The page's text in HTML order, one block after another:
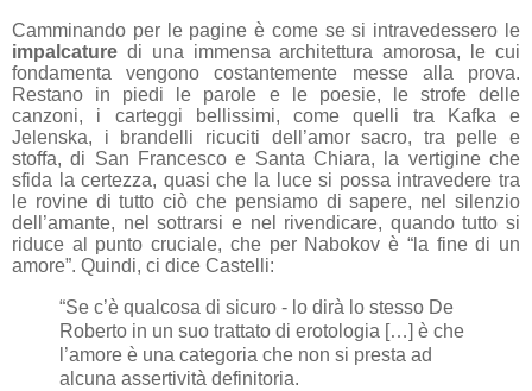
Camminando per le pagine è come se si intravedessero le
impalcature di una immensa architettura amorosa, le cui
fondamenta vengono costantemente messe alla prova.
Restano in piedi le parole e le poesie, le strofe delle
canzoni, i carteggi bellissimi, come quelli tra Kafka e
Jelenska, i brandelli ricuciti dell’amor sacro, tra pelle e
stoffa, di San Francesco e Santa Chiara, la vertigine che
sfida la certezza, quasi che la luce si possa intravedere tra
le rovine di tutto ciò che pensiamo di sapere, nel silenzio
dell’amante, nel sottrarsi e nel rivendicare, quando tutto si
riduce al punto cruciale, che per Nabokov è “la fine di un
amore”. Quindi, ci dice Castelli:
“Se c’è qualcosa di sicuro - lo dirà lo stesso De
Roberto in un suo trattato di erotologia […] è che
l’amore è una categoria che non si presta ad
alcuna assertività definitoria.